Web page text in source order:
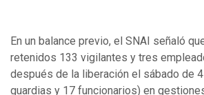
En un balance previo, el SNAI señaló
retenidos 133 vigilantes y tres
después de la liberación el sábado de
guardias y 17 funcionarios) en